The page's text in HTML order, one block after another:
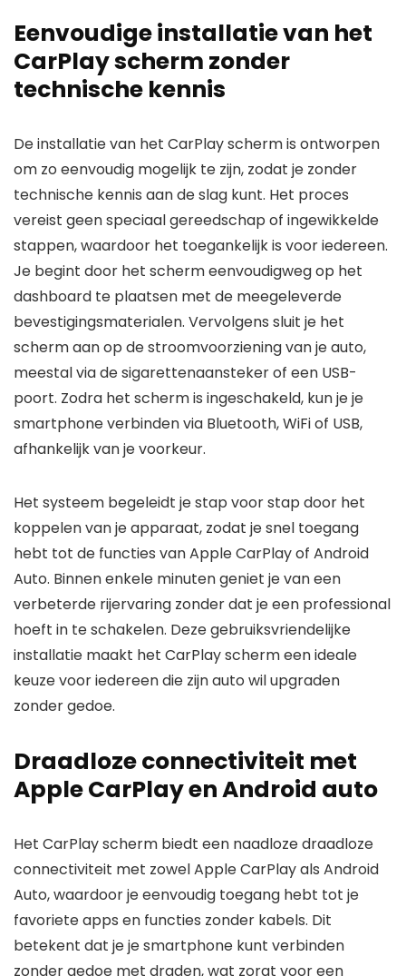
Eenvoudige installatie van het
CarPlay scherm zonder
technische kennis
De installatie van het CarPlay scherm is ontworpen
om zo eenvoudig mogelijk te zijn, zodat je zonder
technische kennis aan de slag kunt. Het proces
vereist geen speciaal gereedschap of ingewikkelde
stappen, waardoor het toegankelijk is voor iedereen.
Je begint door het scherm eenvoudigweg op het
dashboard te plaatsen met de meegeleverde
bevestigingsmaterialen. Vervolgens sluit je het
scherm aan op de stroomvoorziening van je auto,
meestal via de sigarettenaansteker of een USB-
poort. Zodra het scherm is ingeschakeld, kun je je
smartphone verbinden via Bluetooth, WiFi of USB,
afhankelijk van je voorkeur.
Het systeem begeleidt je stap voor stap door het
koppelen van je apparaat, zodat je snel toegang
hebt tot de functies van Apple CarPlay of Android
Auto. Binnen enkele minuten geniet je van een
verbeterde rijervaring zonder dat je een professional
hoeft in te schakelen. Deze gebruiksvriendelijke
installatie maakt het CarPlay scherm een ideale
keuze voor iedereen die zijn auto wil upgraden
zonder gedoe.
Draadloze connectiviteit met
Apple CarPlay en Android auto
Het CarPlay scherm biedt een naadloze draadloze
connectiviteit met zowel Apple CarPlay als Android
Auto, waardoor je eenvoudig toegang hebt tot je
favoriete apps en functies zonder kabels. Dit
betekent dat je je smartphone kunt verbinden
zonder gedoe met draden, wat zorgt voor een